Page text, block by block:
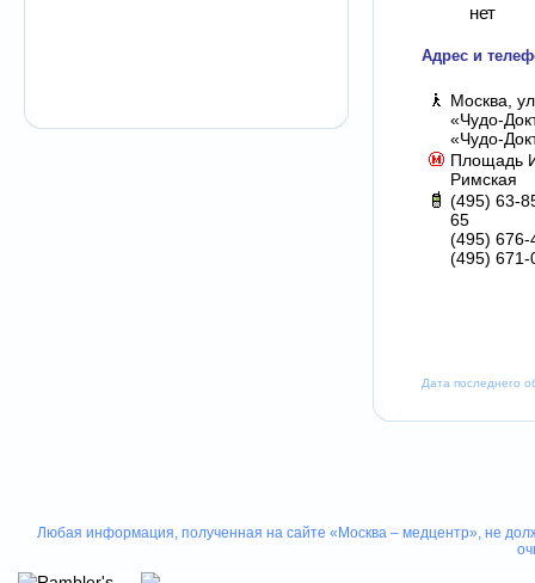
нет
Адрес и
Москва,
«Чудо-
«Чудо-
Площадь
Римская
(495) 63-
65
(495) 676-
(495) 671-
Дата последнего
Любая информация, полученная на сайте «Москва – медцентр», не